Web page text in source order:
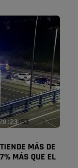
MÁS DE
MÁS QUE EL